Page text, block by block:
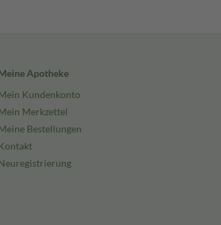
Apotheke
Kundenkonto
Merkzettel
Bestellungen